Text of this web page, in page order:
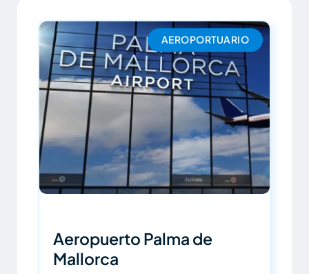
AEROPORTUARIO
Aeropuerto Palma de
Mallorca